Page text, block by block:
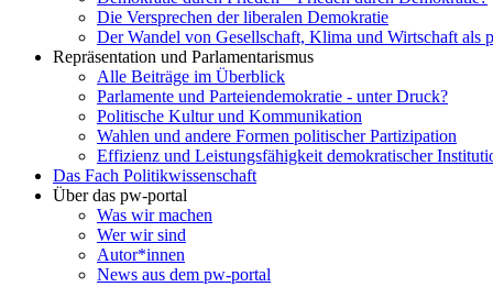
Die Versprechen der liberalen Demokratie
Der Wandel von Gesellschaft, Klima und Wirtschaft als
Repräsentation und Parlamentarismus
Alle Beiträge im Überblick
Parlamente und Parteiendemokratie - unter Druck?
Politische Kultur und Kommunikation
Wahlen und andere Formen politischer Partizipation
Effizienz und Leistungsfähigkeit demokratischer
Das Fach Politikwissenschaft
Über das pw-portal
Was wir machen
Wer wir sind
Autor*innen
News aus dem pw-portal